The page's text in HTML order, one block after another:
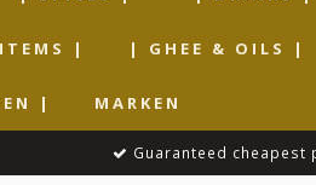
| | GHEE & OILS |
| MARKEN
Guaranteed cheapest